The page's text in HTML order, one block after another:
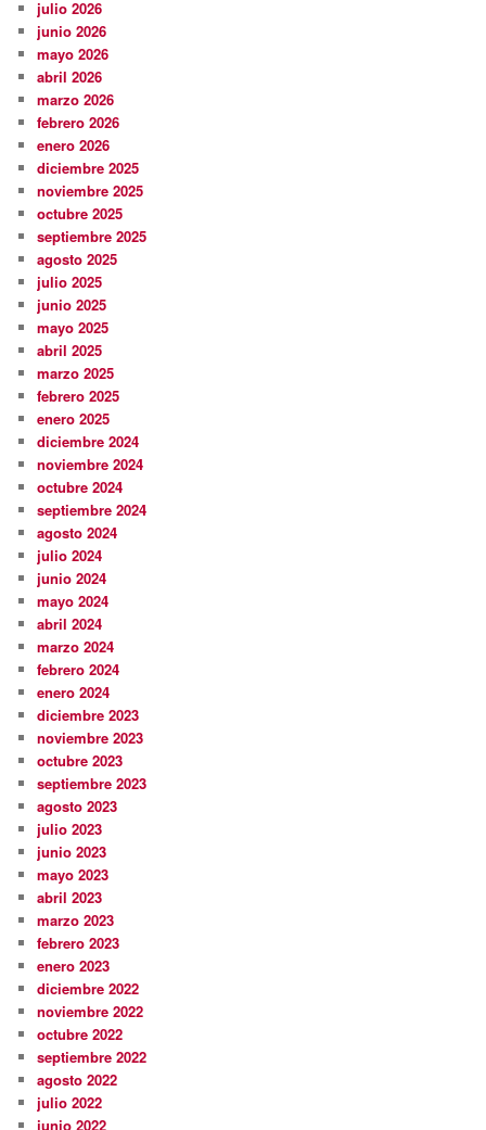
julio 2026
junio 2026
mayo 2026
abril 2026
marzo 2026
febrero 2026
enero 2026
diciembre 2025
noviembre 2025
octubre 2025
septiembre 2025
agosto 2025
julio 2025
junio 2025
mayo 2025
abril 2025
marzo 2025
febrero 2025
enero 2025
diciembre 2024
noviembre 2024
octubre 2024
septiembre 2024
agosto 2024
julio 2024
junio 2024
mayo 2024
abril 2024
marzo 2024
febrero 2024
enero 2024
diciembre 2023
noviembre 2023
octubre 2023
septiembre 2023
agosto 2023
julio 2023
junio 2023
mayo 2023
abril 2023
marzo 2023
febrero 2023
enero 2023
diciembre 2022
noviembre 2022
octubre 2022
septiembre 2022
agosto 2022
julio 2022
junio 2022